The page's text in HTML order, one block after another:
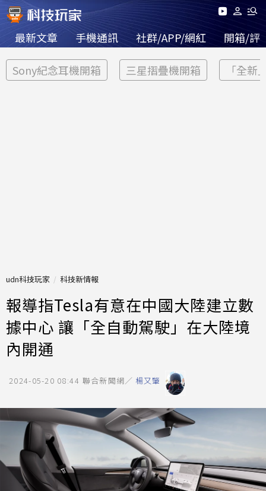
最新文章 手機通訊 社群/APP/網紅 開箱/評
Sony紀念耳機開箱 三星摺疊機開箱 「全新
udn科技玩家 科技新情報
報導指Tesla有意在中國大陸建立數
據中心 讓「全自動駕駛」在大陸境
內開通
2024-05-20 08:44 聯合新聞網／ 楊又肇